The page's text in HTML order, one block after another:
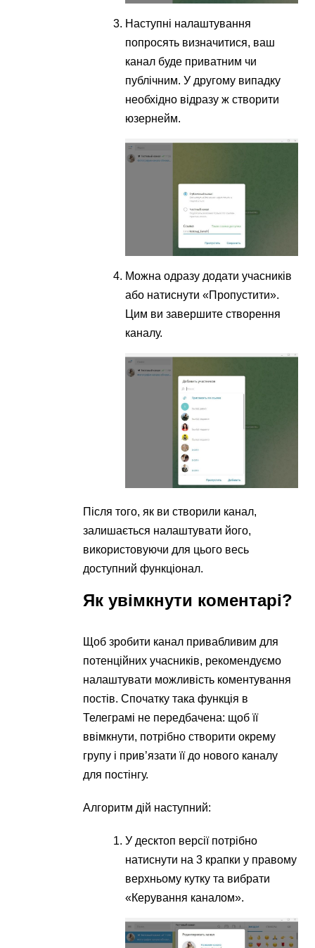
Наступні налаштування
попросять визначитися, ваш
канал буде приватним чи
публічним. У другому випадку
необхідно відразу ж створити
юзернейм.
Можна одразу додати учасників
або натиснути «Пропустити».
Цим ви завершите створення
каналу.
Після того, як ви створили канал,
залишається налаштувати його,
використовуючи для цього весь
доступний функціонал.
Як увімкнути коментарі?
Щоб зробити канал привабливим для
потенційних учасників, рекомендуємо
налаштувати можливість коментування
постів. Спочатку така функція в
Телеграмі не передбачена: щоб її
ввімкнути, потрібно створити окрему
групу і прив’язати її до нового каналу
для постінгу.
Алгоритм дій наступний:
У десктоп версії потрібно
натиснути на 3 крапки у правому
верхньому кутку та вибрати
«Керування каналом».